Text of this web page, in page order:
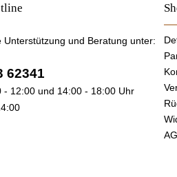
Unterstützung und Beratung unter:
62341
- 12:00 und 14:00 - 18:00 Uhr